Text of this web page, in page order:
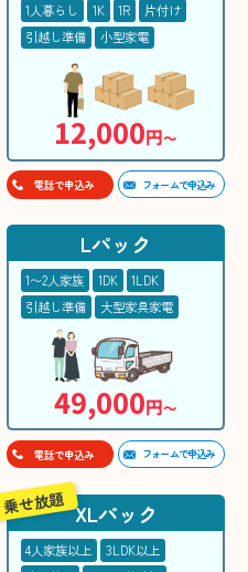
1人暮らし 1K 1R
片付け
引越し準備
小型家電
12,000円〜
電話で申込み フォームで申込み
Lパック
1〜2人家族 1DK
1LDK
引越し準備
大型家具家電
49,000円〜
電話で申込み フォームで申込み
XLパック
4人家族以上
3LDK以上
乗せ放題